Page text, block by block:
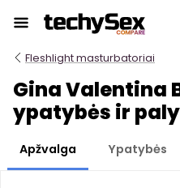
turinio
Fleshlight masturbatoriai
Gina Valentina
ypatybės ir
Apžvalga Ypatybės